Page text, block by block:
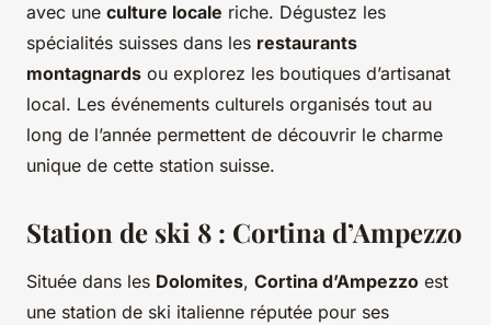
avec une culture locale riche. Dégustez les
spécialités suisses dans les restaurants
montagnards ou explorez les boutiques d’artisanat
local. Les événements culturels organisés tout au
long de l’année permettent de découvrir le charme
unique de cette station suisse.
Station de ski 8 : Cortina d’Ampezzo
Située dans les Dolomites, Cortina d’Ampezzo est
une station de ski italienne réputée pour ses